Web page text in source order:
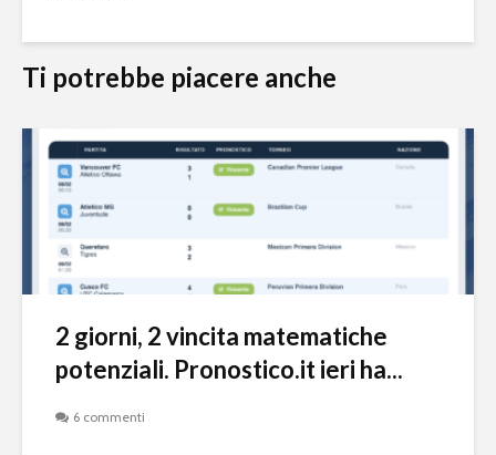
Ti potrebbe piacere anche
2 giorni, 2 vincita matematiche
potenziali. Pronostico.it ieri ha...
6 commenti